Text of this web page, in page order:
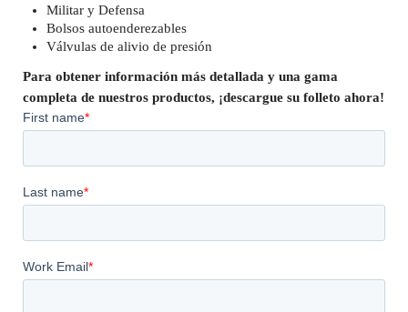
Militar y Defensa
Bolsos autoenderezables
Válvulas de alivio de presión
Para obtener información más detallada y una gama
completa de nuestros productos, ¡descargue su folleto ahora!